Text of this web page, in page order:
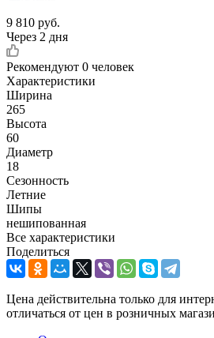
9 810 руб.
Через 2 дня
Рекомендуют 0 человек
Характеристики
Ширина
265
Высота
60
Диаметр
18
Сезонность
Летние
Шипы
нешипованная
Все характеристики
Поделиться
Цена действительна только для
отличаться от цен в розничных